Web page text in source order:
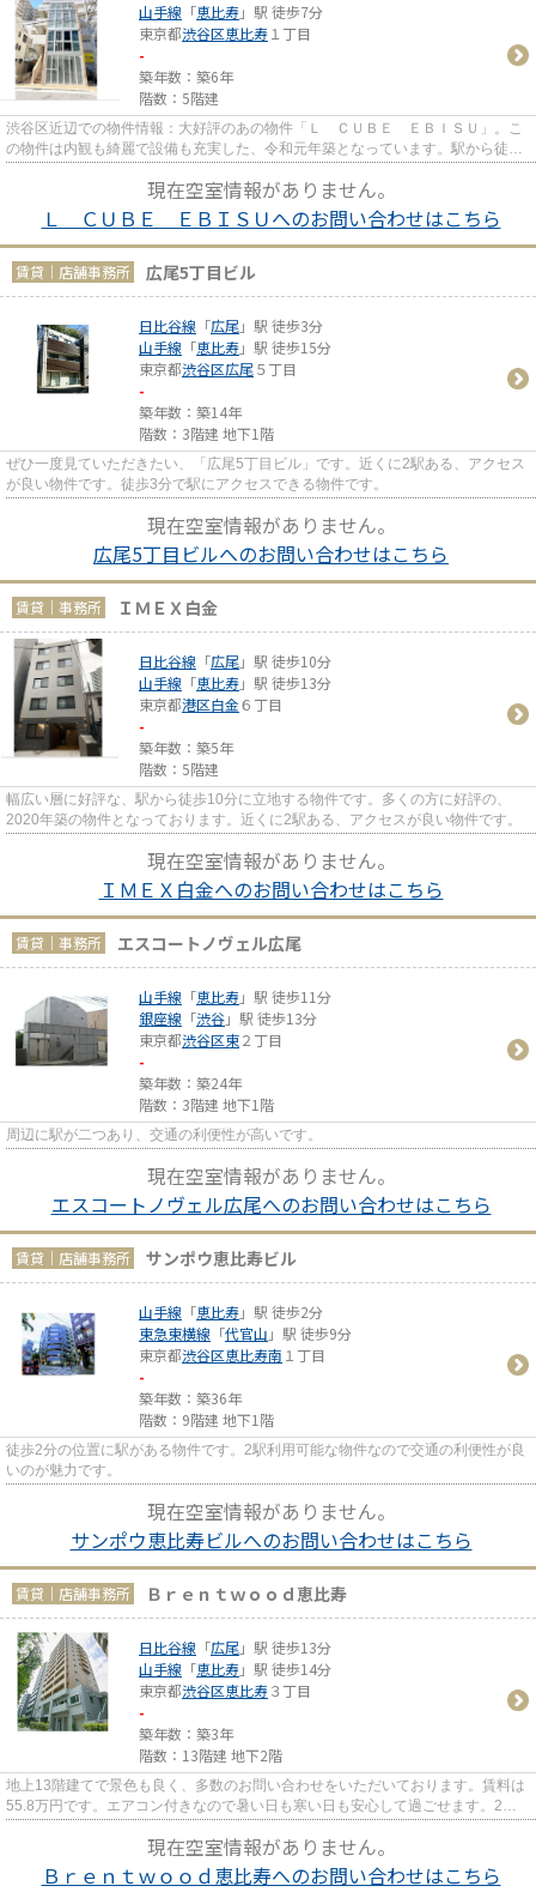
山手線 「恵比寿」駅 徒歩7分
東京都渋谷区恵比寿１丁目
-
築年数：築6年
階数：5階建
渋谷区近辺での物件情報：大好評のあの物件「Ｌ ＣＵＢＥ ＥＢＩＳＵ」。こ
の物件は内観も綺麗で設備も充実した、令和元年築となっています。駅から徒歩
現在空室情報がありません。
Ｌ ＣＵＢＥ ＥＢＩＳＵへのお問い合わせはこちら
賃貸｜店舗事務所 広尾5丁目ビル
日比谷線 「広尾」駅 徒歩3分
山手線 「恵比寿」駅 徒歩15分
東京都渋谷区広尾５丁目
-
築年数：築14年
階数：3階建 地下1階
ぜひ一度見ていただきたい、「広尾5丁目ビル」です。近くに2駅ある、アクセス
が良い物件です。徒歩3分で駅にアクセスできる物件です。
現在空室情報がありません。
広尾5丁目ビルへのお問い合わせはこちら
賃貸｜事務所 ＩＭＥＸ白金
日比谷線 「広尾」駅 徒歩10分
山手線 「恵比寿」駅 徒歩13分
東京都港区白金６丁目
-
築年数：築5年
階数：5階建
幅広い層に好評な、駅から徒歩10分に立地する物件です。多くの方に好評の、
2020年築の物件となっております。近くに2駅ある、アクセスが良い物件です。
現在空室情報がありません。
ＩＭＥＸ白金へのお問い合わせはこちら
賃貸｜事務所 エスコートノヴェル広尾
山手線 「恵比寿」駅 徒歩11分
銀座線 「渋谷」駅 徒歩13分
東京都渋谷区東２丁目
-
築年数：築24年
階数：3階建 地下1階
周辺に駅が二つあり、交通の利便性が高いです。
現在空室情報がありません。
エスコートノヴェル広尾へのお問い合わせはこちら
賃貸｜店舗事務所 サンポウ恵比寿ビル
山手線 「恵比寿」駅 徒歩2分
東急東横線 「代官山 」駅 徒歩9分
東京都渋谷区恵比寿南 １丁目
-
築年数：築36年
階数：9階建 地下1階
徒歩2分の位置に駅がある物件です。2駅利用可能な物件なので交通の利便性が良
いのが魅力です。
現在空室情報がありません。
サンポウ恵比寿ビルへのお問い合わせはこちら
賃貸｜店舗事務所 Ｂｒｅｎｔｗｏｏｄ恵比寿
日比谷線 「広尾」駅 徒歩13分
山手線 「恵比寿」駅 徒歩14分
東京都渋谷区恵比寿３丁目
-
築年数：築3年
階数：13階建 地下2階
地上13階建てで景色も良く、多数のお問い合わせをいただいております。賃料は
55.8万円です。エアコン付きなので暑い日も寒い日も安心して過ごせます。2駅
現在空室情報がありません。
Ｂｒｅｎｔｗｏｏｄ恵比寿へのお問い合わせはこちら